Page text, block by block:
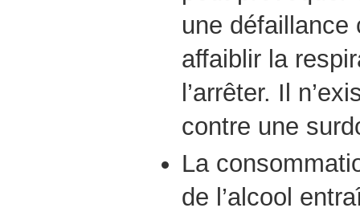
une défaillance
affaiblir la
l’arrêter. Il
contre une
La
de l’alcool